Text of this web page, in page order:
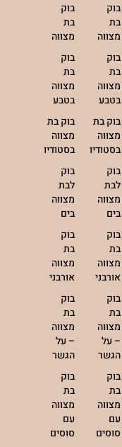
בוק
בת
מצווה
בוק
בת
מצווה
בטבע
בוק בת
מצווה
בסטודיו
בוק
לבת
מצווה
בים
בוק
בת
מצווה
אורבני
בוק
בת
מצווה
– על
הגשר
בוק
בת
מצווה
עם
סוסים
בוק
בת
מצווה
בוק
בת
מצווה
בטבע
בוק בת
מצווה
בסטודיו
בוק
לבת
מצווה
בים
בוק
בת
מצווה
אורבני
בוק
בת
מצווה
– על
הגשר
בוק
בת
מצווה
עם
סוסים